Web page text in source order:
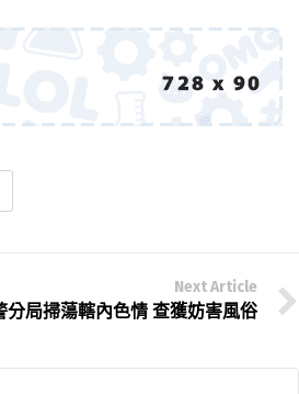
Next Article
分局掃蕩轄內色情 查獲妨害風俗